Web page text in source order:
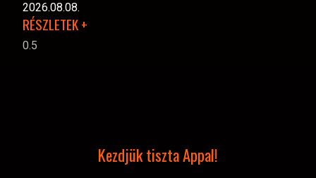
2026.08.08.
RÉSZLETEK +
Kezdjük tiszta Appal!